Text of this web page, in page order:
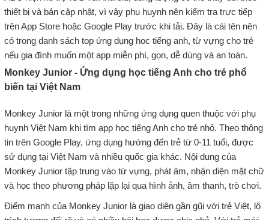
thiết bị và bản cập nhật, vì vậy phụ huynh nên kiểm tra trực tiếp
trên App Store hoặc Google Play trước khi tải. Đây là cái tên nên
có trong danh sách top ứng dụng hoc tiếng anh, từ vựng cho trẻ
nếu gia đình muốn một app miễn phí, gọn, dễ dùng và an toàn.
Monkey Junior - Ứng dụng học tiếng Anh cho trẻ phổ
biến tại Việt Nam
Monkey Junior là một trong những ứng dụng quen thuộc với phụ
huynh Việt Nam khi tìm app học tiếng Anh cho trẻ nhỏ. Theo thông
tin trên Google Play, ứng dụng hướng đến trẻ từ 0-11 tuổi, được
sử dụng tại Việt Nam và nhiều quốc gia khác. Nội dung của
Monkey Junior tập trung vào từ vựng, phát âm, nhận diện mặt chữ
và học theo phương pháp lặp lại qua hình ảnh, âm thanh, trò chơi.
Điểm mạnh của Monkey Junior là giao diện gần gũi với trẻ Việt, lộ